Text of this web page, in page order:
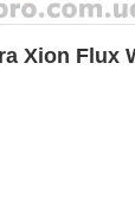
Xion Flux